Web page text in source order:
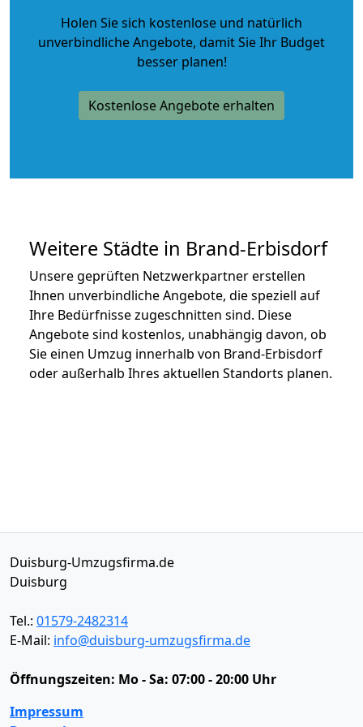
Holen Sie sich kostenlose und natürlich
unverbindliche Angebote, damit Sie Ihr Budget
besser planen!
Kostenlose Angebote erhalten
Weitere Städte in Brand-Erbisdorf
Unsere geprüften Netzwerkpartner erstellen
Ihnen unverbindliche Angebote, die speziell auf
Ihre Bedürfnisse zugeschnitten sind. Diese
Angebote sind kostenlos, unabhängig davon, ob
Sie einen Umzug innerhalb von Brand-Erbisdorf
oder außerhalb Ihres aktuellen Standorts planen.
Duisburg-Umzugsfirma.de
Duisburg
Tel.: 01579-2482314
E-Mail: info@duisburg-umzugsfirma.de
Öffnungszeiten: Mo - Sa: 07:00 - 20:00 Uhr
Impressum